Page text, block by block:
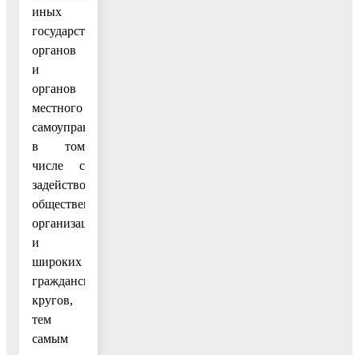
иных
государственных
органов
и
органов
местного
самоуправления,
в том
числе с
задействованием
общественных
организаций
и
широких
гражданских
кругов,
тем
самым